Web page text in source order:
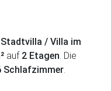
Stadtvilla / Villa im
auf 2 Etagen . Die
Schlafzimmer